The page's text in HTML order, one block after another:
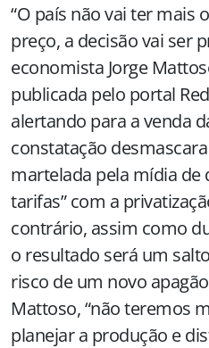
“O país não vai ter mais
preço, a decisão vai ser
economista Jorge
publicada pelo portal
alertando para a venda
constatação
martelada pela mídia de
tarifas” com a
contrário, assim como
o resultado será um
risco de um novo
Mattoso, “não teremos
planejar a produção e